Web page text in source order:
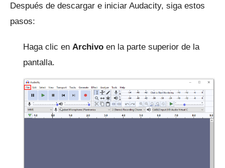
Después de descargar e iniciar Audacity, siga estos
pasos:
Haga clic en Archivo en la parte superior de la
pantalla.